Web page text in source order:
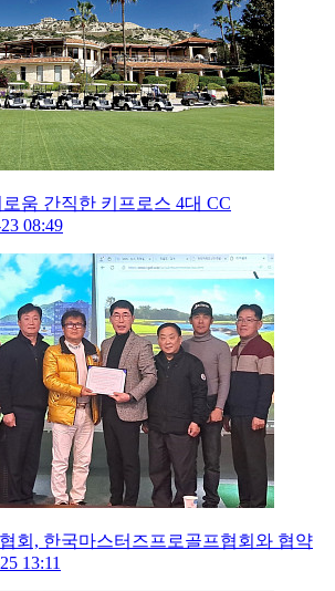
움 간직한 키프로스 4대 CC
08:49
회, 한국마스터즈프로골프협회와 협약
13:11